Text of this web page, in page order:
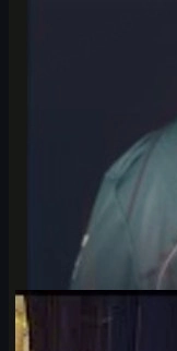
카운터 스트라이크 26